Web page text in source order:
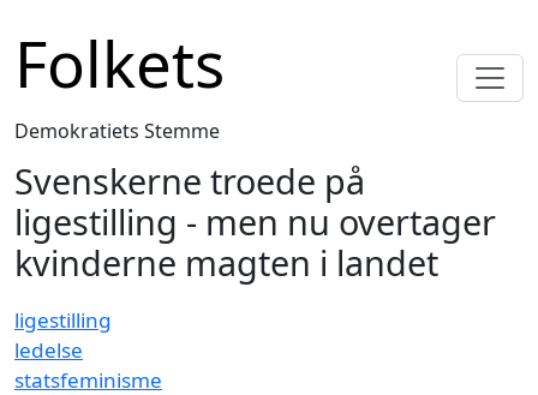
Folkets
Demokratiets Stemme
Svenskerne troede på
ligestilling - men nu overtager
kvinderne magten i landet
ligestilling
ledelse
statsfeminisme